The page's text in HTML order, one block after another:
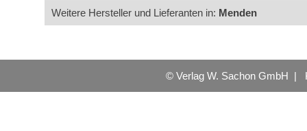
Weitere Hersteller und Lieferanten in: Menden
© Verlag W. Sachon GmbH |